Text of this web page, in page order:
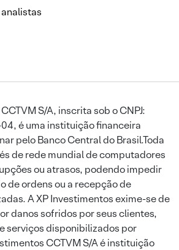
S/A, inscrita sob o CNPJ:
é uma instituição financeira
pelo Banco Central do Brasil.Toda
de rede mundial de computadores
ou atrasos, podendo impedir
de ordens ou a recepção de
A XP Investimentos exime-se de
danos sofridos por seus clientes,
serviços disponibilizados por
CCTVM S/A é instituição